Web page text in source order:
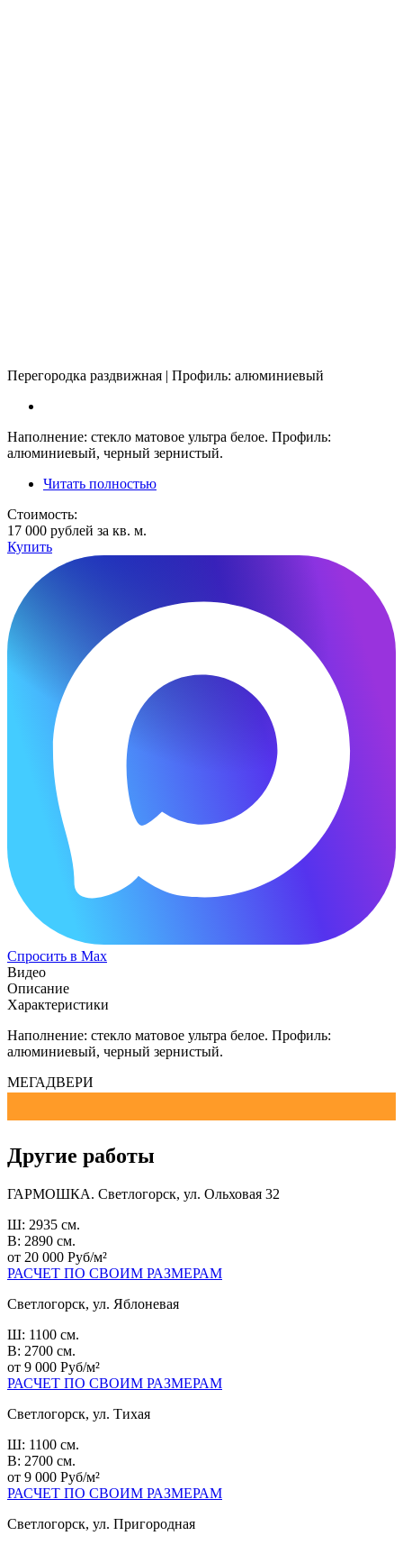
Перегородка раздвижная | Профиль: алюминиевый
Наполнение: стекло матовое ультра белое. Профиль:
алюминиевый, черный зернистый.
Читать полностью
Стоимость:
17 000 рублей за кв. м.
Купить
Спросить в Max
Видео
Описание
Характеристики
Наполнение: стекло матовое ультра белое. Профиль:
алюминиевый, черный зернистый.
МЕГАДВЕРИ
Другие работы
ГАРМОШКА. Светлогорск, ул. Ольховая 32
Ш: 2935 см.
В: 2890 см.
от 20 000 Руб/м²
РАСЧЕТ ПО СВОИМ РАЗМЕРАМ
Светлогорск, ул. Яблоневая
Ш: 1100 см.
В: 2700 см.
от 9 000 Руб/м²
РАСЧЕТ ПО СВОИМ РАЗМЕРАМ
Светлогорск, ул. Тихая
Ш: 1100 см.
В: 2700 см.
от 9 000 Руб/м²
РАСЧЕТ ПО СВОИМ РАЗМЕРАМ
Светлогорск, ул. Пригородная